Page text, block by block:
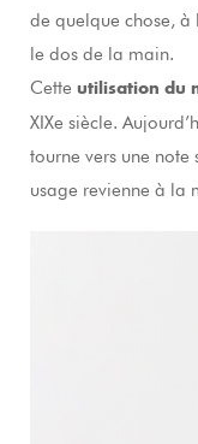
de quelque chose, à
le dos de la main.
Cette utilisation du
XIXe siècle.
tourne vers une note
usage revienne à la